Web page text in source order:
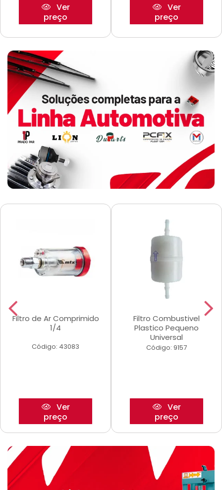
Ver
preço
Ver
preço
Filtro de Ar Comprimido
1/4
Código: 43083
Ver
preço
Filtro Combustivel
Plastico Pequeno
Universal
Código: 9157
Ver
preço